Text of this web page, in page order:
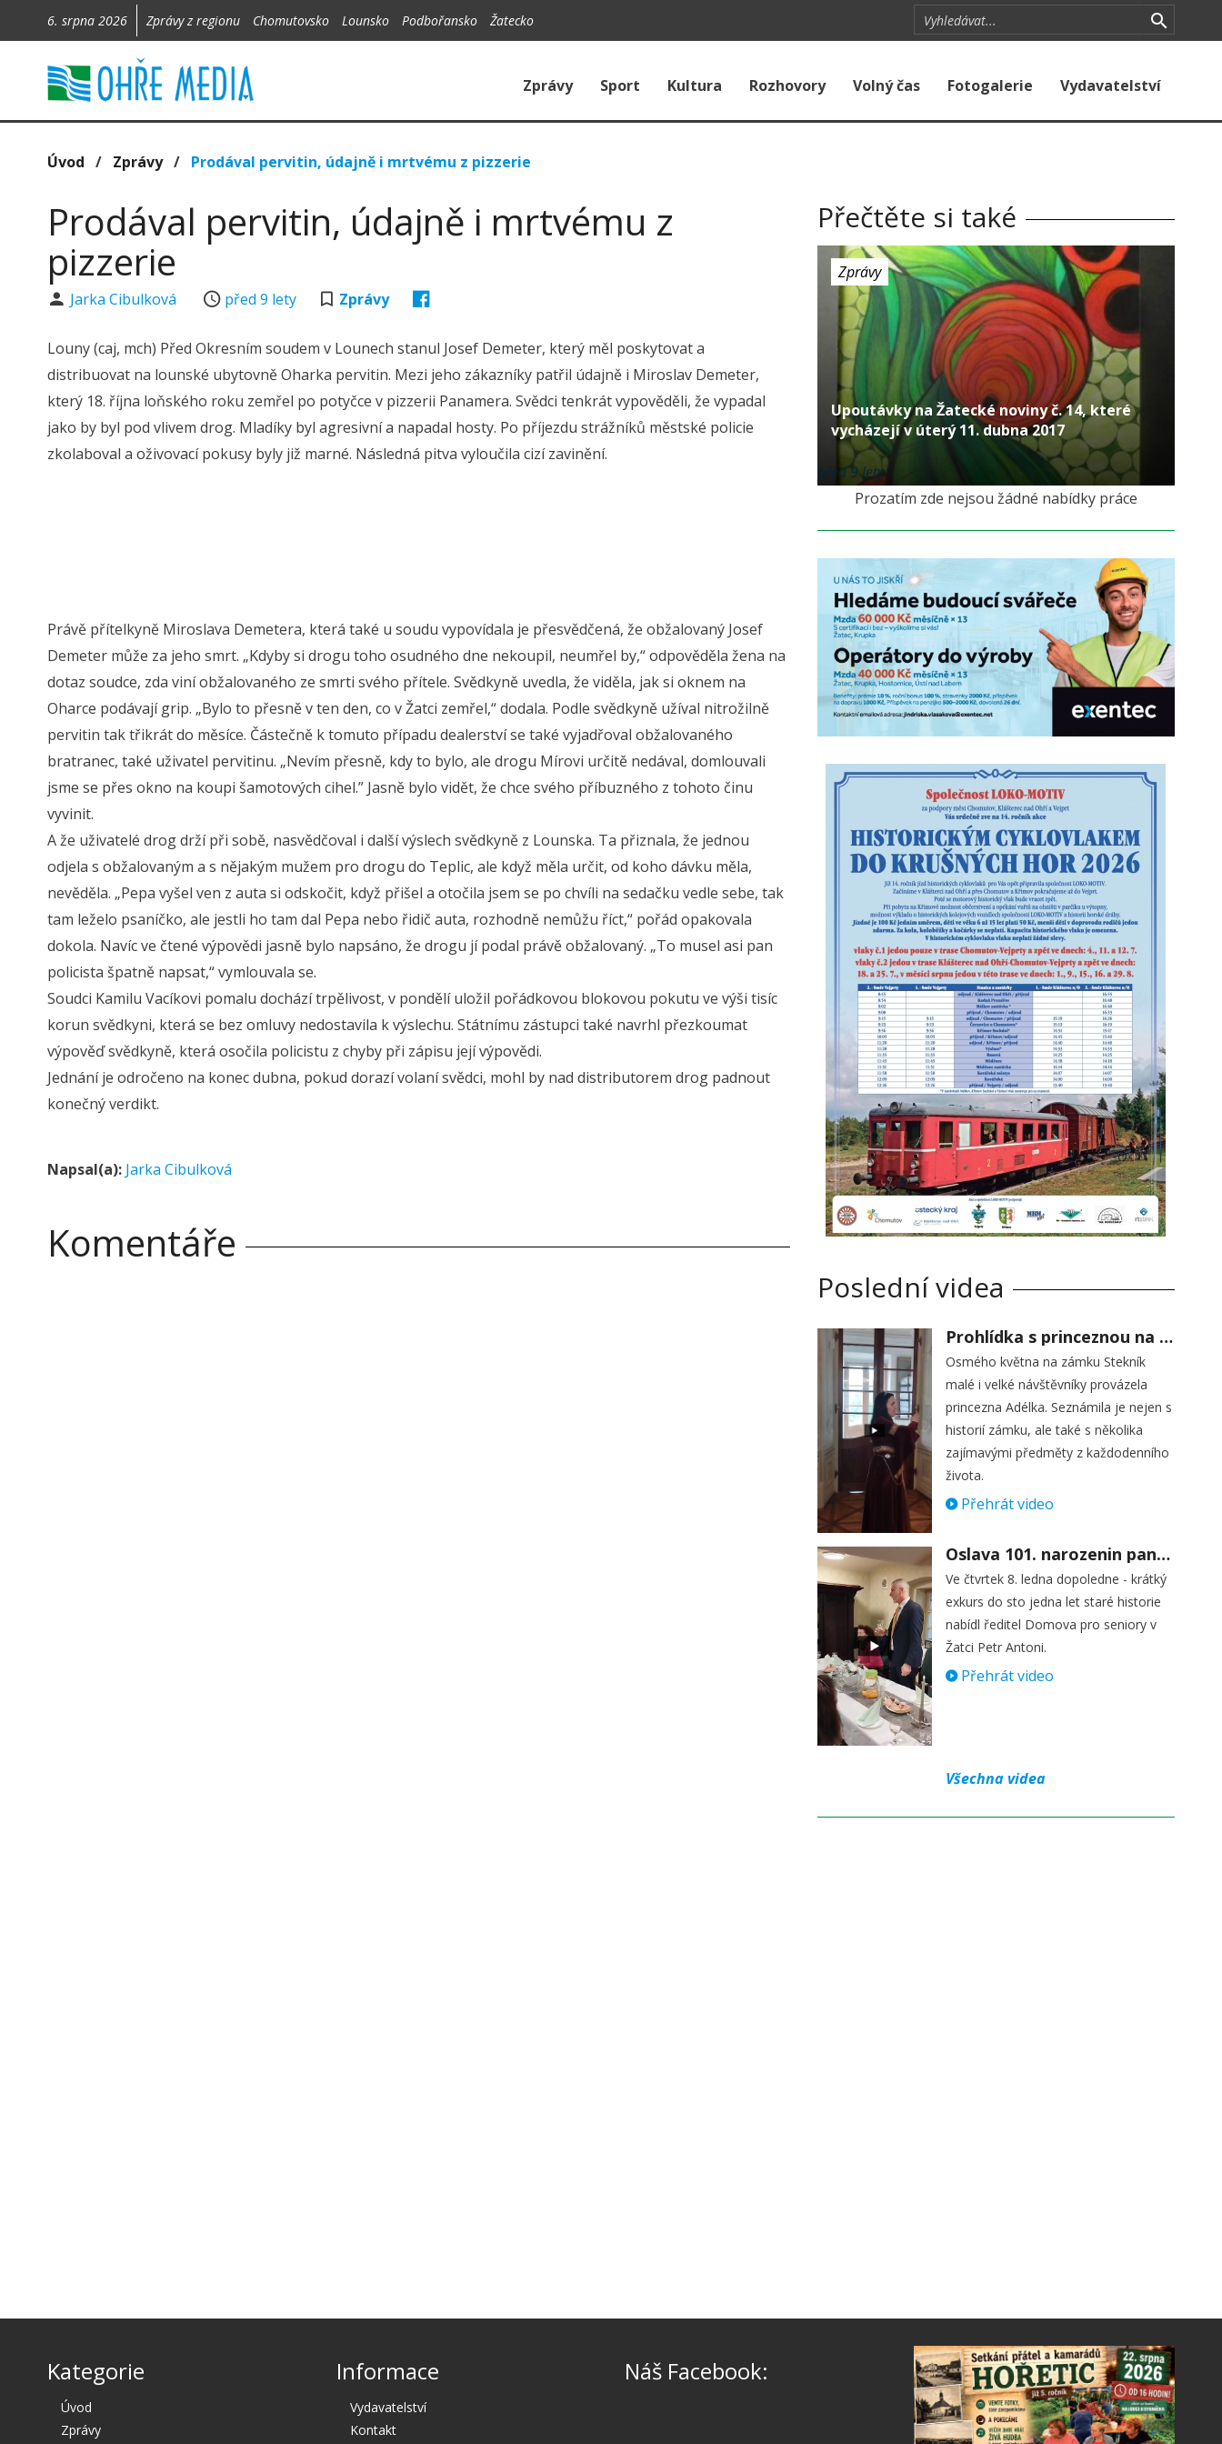
6. srpna 2026 Zprávy z regionu Chomutovsko Lounsko Podbořansko Žatecko
Zprávy Sport Kultura Rozhovory Volný čas Fotogalerie Vydavatelství
Úvod / Zprávy/ Prodával pervitin, údajně i mrtvému z pizzerie
Prodával pervitin, údajně i mrtvému z
pizzerie
Jarka Cibulková před 9 lety Zprávy
Louny (caj, mch) Před Okresním soudem v Lounech stanul Josef Demeter, který měl poskytovat a
distribuovat na lounské ubytovně Oharka pervitin. Mezi jeho zákazníky patřil údajně i Miroslav Demeter,
který 18. října loňského roku zemřel po potyčce v pizzerii Panamera. Svědci tenkrát vypověděli, že vypadal
jako by byl pod vlivem drog. Mladíky byl agresivní a napadal hosty. Po příjezdu strážníků městské policie
zkolaboval a oživovací pokusy byly již marné. Následná pitva vyloučila cizí zavinění.
Právě přítelkyně Miroslava Demetera, která také u soudu vypovídala je přesvědčená, že obžalovaný Josef
Demeter může za jeho smrt. „Kdyby si drogu toho osudného dne nekoupil, neumřel by,“ odpověděla žena na
dotaz soudce, zda viní obžalovaného ze smrti svého přítele. Svědkyně uvedla, že viděla, jak si oknem na
Oharce podávají grip. „Bylo to přesně v ten den, co v Žatci zemřel,“ dodala. Podle svědkyně užíval nitrožilně
pervitin tak třikrát do měsíce. Částečně k tomuto případu dealerství se také vyjadřoval obžalovaného
bratranec, také uživatel pervitinu. „Nevím přesně, kdy to bylo, ale drogu Mírovi určitě nedával, domlouvali
jsme se přes okno na koupi šamotových cihel.” Jasně bylo vidět, že chce svého příbuzného z tohoto činu
vyvinit.
A že uživatelé drog drží při sobě, nasvědčoval i další výslech svědkyně z Lounska. Ta přiznala, že jednou
odjela s obžalovaným a s nějakým mužem pro drogu do Teplic, ale když měla určit, od koho dávku měla,
nevěděla. „Pepa vyšel ven z auta si odskočit, když přišel a otočila jsem se po chvíli na sedačku vedle sebe, tak
tam leželo psaníčko, ale jestli ho tam dal Pepa nebo řidič auta, rozhodně nemůžu říct,“ pořád opakovala
dokola. Navíc ve čtené výpovědi jasně bylo napsáno, že drogu jí podal právě obžalovaný. „To musel asi pan
policista špatně napsat,“ vymlouvala se.
Soudci Kamilu Vacíkovi pomalu dochází trpělivost, v pondělí uložil pořádkovou blokovou pokutu ve výši tisíc
korun svědkyni, která se bez omluvy nedostavila k výslechu. Státnímu zástupci také navrhl přezkoumat
výpověď svědkyně, která osočila policistu z chyby při zápisu její výpovědi.
Jednání je odročeno na konec dubna, pokud dorazí volaní svědci, mohl by nad distributorem drog padnout
konečný verdikt.
Napsal(a): Jarka Cibulková
Komentáře
Přečtěte si také
Zprávy
Upoutávky na Žatecké noviny č. 14, které
vycházejí v úterý 11. dubna 2017
před 9 lety
Prozatím zde nejsou žádné nabídky práce
Poslední videa
Prohlídka s princeznou na zámku Stekník
Osmého května na zámku Stekník
malé i velké návštěvníky provázela
princezna Adélka. Seznámila je nejen s
historií zámku, ale také s několika
zajímavými předměty z každodenního
života.
Přehrát video
Oslava 101. narozenin paní Věry Skořepové
Ve čtvrtek 8. ledna dopoledne - krátký
exkurs do sto jedna let staré historie
nabídl ředitel Domova pro seniory v
Žatci Petr Antoni.
Přehrát video
Všechna videa
Kategorie
Úvod
Zprávy
Informace
Vydavatelství
Kontakt
Náš Facebook: